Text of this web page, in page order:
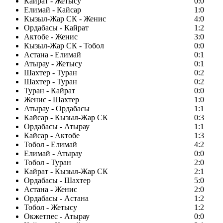
Елимай - Кайсар
1:0
Кызыл-Жар СК - Женис
4:0
Ордабасы - Кайрат
1:2
Актобе - Женис
3:0
Кызыл-Жар СК - Тобол
0:0
Астана - Елимай
0:1
Атырау - Жетысу
0:1
Шахтер - Туран
0:2
Шахтер - Туран
0:2
Туран - Кайрат
0:0
Женис - Шахтер
1:0
Атырау - Ордабасы
1:1
Кайсар - Кызыл-Жар СК
0:3
Ордабасы - Атырау
1:1
Кайсар - Актобе
1:3
Тобол - Елимай
4:2
Елимай - Атырау
0:0
Тобол - Туран
2:0
Кайрат - Кызыл-Жар СК
2:1
Ордабасы - Шахтер
5:0
Астана - Женис
2:0
Ордабасы - Астана
1:2
Тобол - Жетысу
1:2
Окжетпес - Атырау
0:0